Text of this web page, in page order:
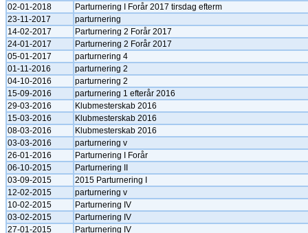
02-01-2018
Parturnering I Forår 2017 tirsdag efterm
23-11-2017
parturnering
14-02-2017
Parturnering 2 Forår 2017
24-01-2017
Parturnering 2 Forår 2017
05-01-2017
parturnering 4
01-11-2016
parturnering 2
04-10-2016
parturnering 2
15-09-2016
parturnering 1 efterår 2016
29-03-2016
Klubmesterskab 2016
15-03-2016
Klubmesterskab 2016
08-03-2016
Klubmesterskab 2016
03-03-2016
parturnering v
26-01-2016
Parturnering I Forår
06-10-2015
Parturnering II
03-09-2015
2015 Parturnering I
12-02-2015
parturnering v
10-02-2015
Parturnering IV
03-02-2015
Parturnering IV
27-01-2015
Parturnering IV